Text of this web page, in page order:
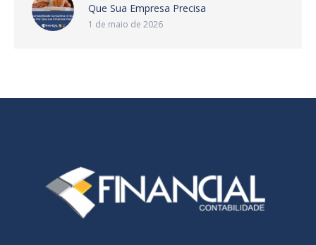
Que Sua Empresa Precisa
1 de maio de 2026